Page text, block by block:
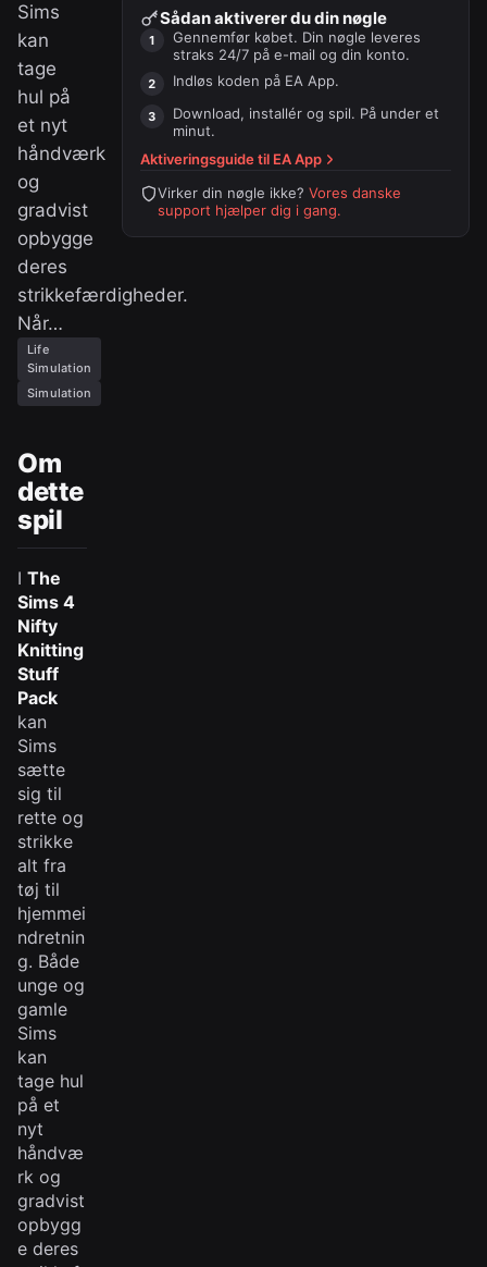
Sims
kan
tage
hul på
et nyt
håndværk
og
gradvist
opbygge
deres
strikkefærdigheder.
Når…
Life
Simulation
Simulation
Sådan aktiverer du din nøgle
Gennemfør købet. Din nøgle leveres
straks 24/7 på e-mail og din konto.
Indløs koden på EA App.
Download, installér og spil. På under et
minut.
Aktiveringsguide til EA App
Virker din nøgle ikke? Vores danske
support hjælper dig i gang.
Om
dette
spil
I The
Sims 4
Nifty
Knitting
Stuff
Pack
kan
Sims
sætte
sig til
rette og
strikke
alt fra
tøj til
hjemmei
ndretnin
g. Både
unge og
gamle
Sims
kan
tage hul
på et
nyt
håndvæ
rk og
gradvist
opbygg
e deres